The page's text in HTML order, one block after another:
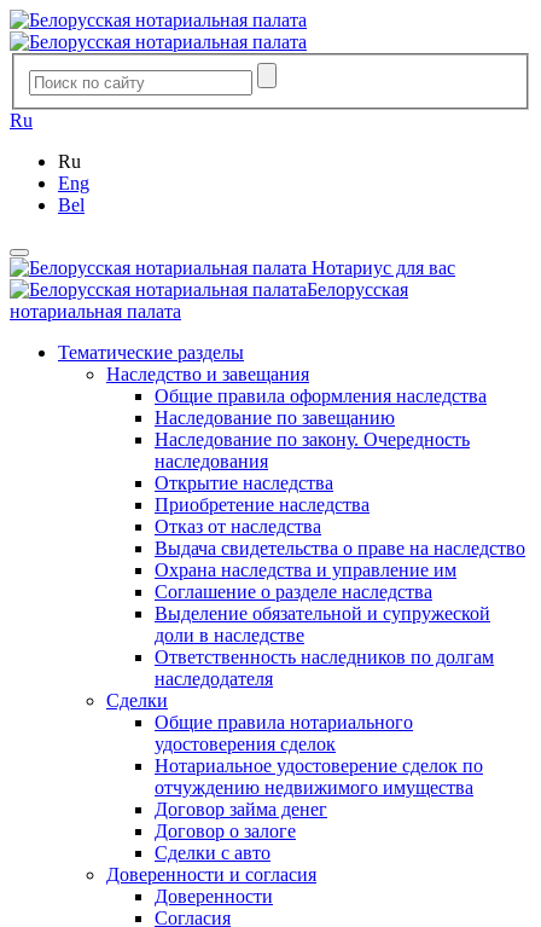
Ru
Ru
Eng
Bel
Нотариус для вас
Белорусская
нотариальная палата
Тематические разделы
Наследство и завещания
Общие правила оформления наследства
Наследование по завещанию
Наследование по закону. Очередность
наследования
Открытие наследства
Приобретение наследства
Отказ от наследства
Выдача свидетельства о праве на наследство
Охрана наследства и управление им
Соглашение о разделе наследства
Выделение обязательной и супружеской
доли в наследстве
Ответственность наследников по долгам
наследодателя
Сделки
Общие правила нотариального
удостоверения сделок
Нотариальное удостоверение сделок по
отчуждению недвижимого имущества
Договор займа денег
Договор о залоге
Сделки с авто
Доверенности и согласия
Доверенности
Согласия